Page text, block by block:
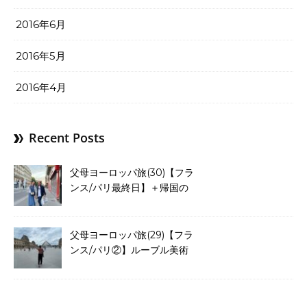
2016年6月
2016年5月
2016年4月
Recent Posts
父母ヨーロッパ旅(30)【フラ
ンス/パリ最終日】＋帰国の
父母ヨーロッパ旅(29)【フラ
ンス/パリ②】ルーブル美術